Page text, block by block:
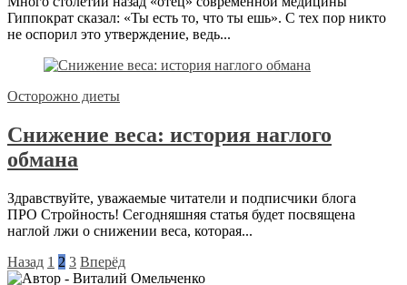
Гиппократ сказал: «Ты есть то, что ты ешь». С тех пор никто
не оспорил это утверждение, ведь...
Осторожно диеты
Снижение веса: история наглого
обмана
Здравствуйте, уважаемые читатели и подписчики блога
ПРО Стройность! Сегодняшняя статья будет посвящена
наглой лжи о снижении веса, которая...
Назад 1 2 3 Вперёд